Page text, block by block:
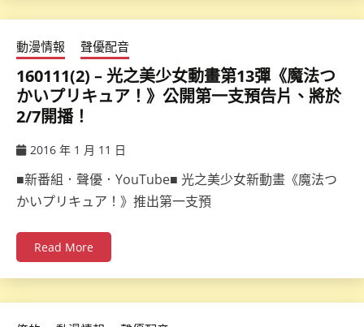
動漫情報 聲優配音
160111(2) – 光之美少女動畫第13彈《魔法つ
かいプリキュア！》公開第一支預告片、將於
2/7開播！
2016 年 1 月 11 日
■新番組．聲優．YouTube■ 光之美少女新動畫《魔法つ
かいプリキュア！》推出第一支預
Read More